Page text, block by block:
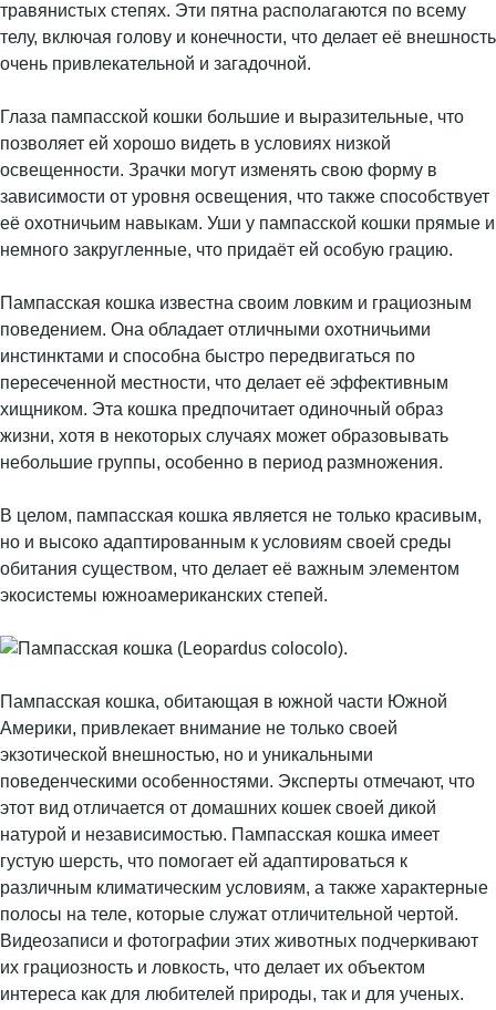
травянистых степях. Эти пятна располагаются по всему
телу, включая голову и конечности, что делает её внешность
очень привлекательной и загадочной.
Глаза пампасской кошки большие и выразительные, что
позволяет ей хорошо видеть в условиях низкой
освещенности. Зрачки могут изменять свою форму в
зависимости от уровня освещения, что также способствует
её охотничьим навыкам. Уши у пампасской кошки прямые и
немного закругленные, что придаёт ей особую грацию.
Пампасская кошка известна своим ловким и грациозным
поведением. Она обладает отличными охотничьими
инстинктами и способна быстро передвигаться по
пересеченной местности, что делает её эффективным
хищником. Эта кошка предпочитает одиночный образ
жизни, хотя в некоторых случаях может образовывать
небольшие группы, особенно в период размножения.
В целом, пампасская кошка является не только красивым,
но и высоко адаптированным к условиям своей среды
обитания существом, что делает её важным элементом
экосистемы южноамериканских степей.
Пампасская кошка, обитающая в южной части Южной
Америки, привлекает внимание не только своей
экзотической внешностью, но и уникальными
поведенческими особенностями. Эксперты отмечают, что
этот вид отличается от домашних кошек своей дикой
натурой и независимостью. Пампасская кошка имеет
густую шерсть, что помогает ей адаптироваться к
различным климатическим условиям, а также характерные
полосы на теле, которые служат отличительной чертой.
Видеозаписи и фотографии этих животных подчеркивают
их грациозность и ловкость, что делает их объектом
интереса как для любителей природы, так и для ученых.